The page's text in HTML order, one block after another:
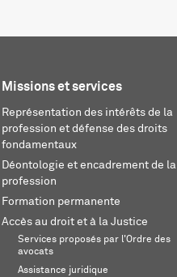
Missions et services
Représentation des intérêts de la
profession et défense des droits
fondamentaux
Déontologie et encadrement de la
profession
Formation permanente
Accès au droit et à la Justice
Services proposés par l'Ordre des
avocats
Assistance juridique